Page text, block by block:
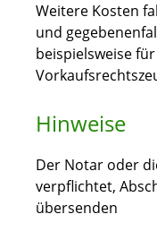
Weitere Kosten
und
beispielsweise
Hinweise
Der Notar oder
verpflichtet,
übersenden